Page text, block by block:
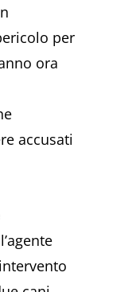
per
ora
accusati